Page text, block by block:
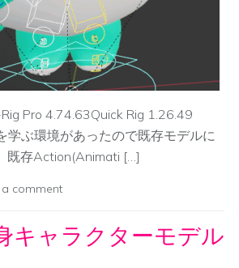
Pro 4.74.63Quick Rig 1.26.49
学ぶ環境があったので既存モデルに
既存Action(Animati […]
a comment
キャラクターモデル